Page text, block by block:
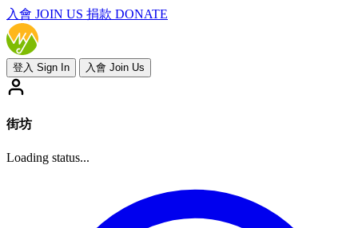
入會 JOIN US 捐款 DONATE
登入 Sign In 入會 Join Us
街坊
Loading status...